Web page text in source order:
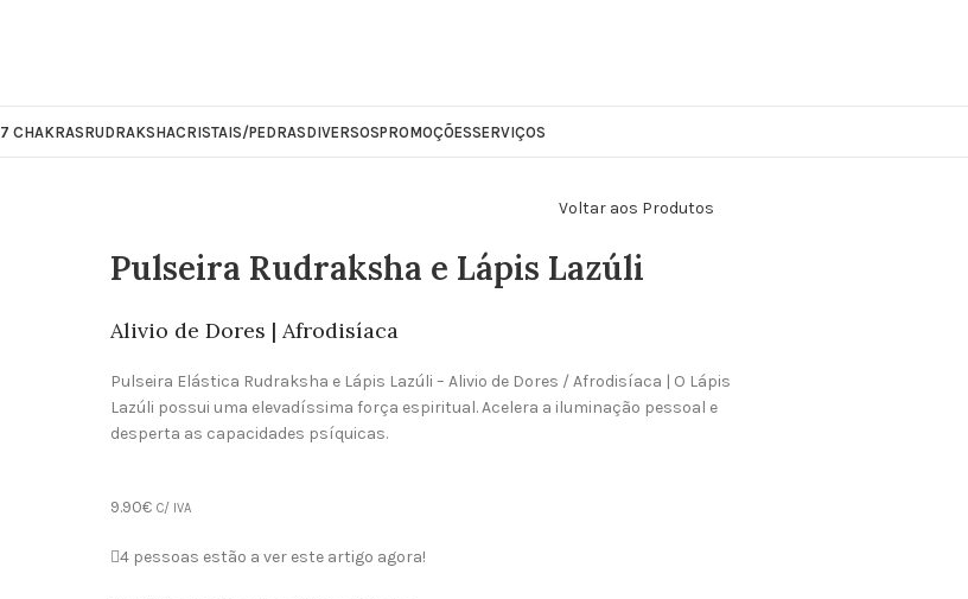
7 CHAKRASRUDRAKSHACRISTAIS/PEDRASDIVERSOSPROMOÇÕESSERVIÇOS
Voltar aos Produtos
Pulseira Rudraksha e Lápis Lazúli
Alivio de Dores | Afrodisíaca
Pulseira Elástica Rudraksha e Lápis Lazúli – Alivio de Dores / Afrodisíaca | O Lápis
Lazúli possui uma elevadíssima força espiritual. Acelera a iluminação pessoal e
desperta as capacidades psíquicas.
9.90€ C/ IVA
4 pessoas estão a ver este artigo agora!